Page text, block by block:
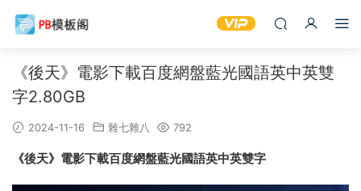
《後天》電影下載百度網盤藍光國語英中英雙
字2.80GB
2024-11-16 雜七雜八 792
《後天》電影下載百度網盤藍光國語英中英雙字